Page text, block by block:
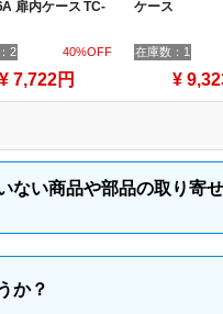
扉内ケース TC-
2 40%OFF
¥ 7,722円
ケース
在庫数：1
¥
ない商品や部品の取り寄
か？